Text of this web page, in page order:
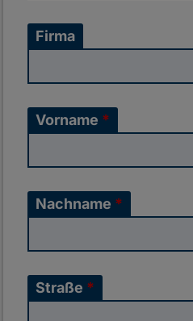
Firma
Vorname *
Nachname *
Straße *